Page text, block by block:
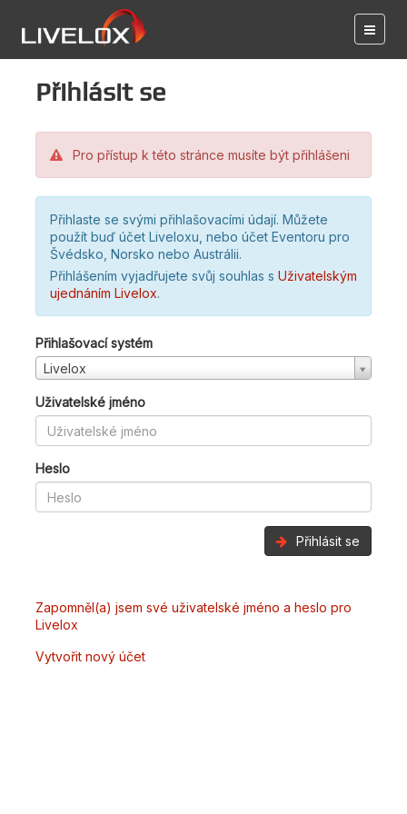
Přihlásit se
Pro přístup k této stránce musíte být přihlášeni
Přihlaste se svými přihlašovacími údají. Můžete
použít buď účet Liveloxu, nebo účet Eventoru pro
Švédsko, Norsko nebo Austrálii.
Přihlášením vyjadřujete svůj souhlas s Uživatelským
ujednáním Livelox.
Přihlašovací systém
Livelox
Uživatelské jméno
Heslo
Přihlásit se
Zapomněl(a) jsem své uživatelské jméno a heslo pro
Livelox
Vytvořit nový účet